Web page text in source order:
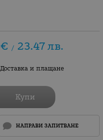
€ / 23.47лв.
Доставка и плащане
Купи
НАПРАВИ ЗАПИТВАНЕ